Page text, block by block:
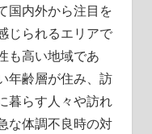
国内外から注目を
じられるエリアで
も高い地域であ
年齢層が住み、訪
暮らす人々や訪れ
な体調不良時の対